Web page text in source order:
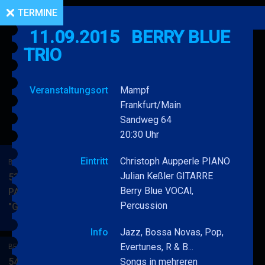
BERRY BLUE & BAND
53. JAZZ Matinee in den
PARKSIDE STUDIOS
"Gypsy Jazz"
&
BERRY BLUE & BAND
54. JAZZ Matinee in den
TERMINE
11.09.2015
BERRY BLUE
TRIO
Veranstaltungsort
Mampf
Frankfurt/Main
Sandweg 64
20:30 Uhr
Eintritt
Christoph Aupperle PIANO
Julian Keßler GITARRE
Berry Blue VOCAl,
Percussion
Info
Jazz, Bossa Novas, Pop,
Evertunes, R & B...
Songs in mehreren